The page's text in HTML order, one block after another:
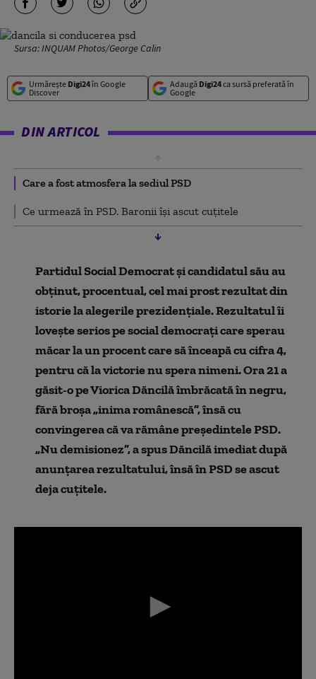
Sursa: INQUAM Photos/George Calin
Urmărește Digi24în Google
Discover
Adaugă Digi24ca sursă preferată în
Google
DIN ARTICOL
Care a fost atmosfera la sediul PSD
Ce urmează în PSD. Baronii își ascut cuțitele
Partidul Social Democrat și candidatul său au
obținut, procentual, cel mai prost rezultat din
istorie la alegerile prezidențiale. Rezultatul îi
lovește serios pe social democrați care sperau
măcar la un procent care să înceapă cu cifra 4,
pentru că la victorie nu spera nimeni. Ora 21 a
găsit-o pe Viorica Dăncilă îmbrăcată în negru,
fără broșa „inima românescă”, însă cu
convingerea că va rămâne președintele PSD.
„Nu demisionez”, a spus Dăncilă imediat după
anunțarea rezultatului, însă în PSD se ascut
deja cuțitele.